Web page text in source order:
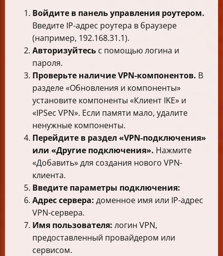
Войдите в панель управления роутером.
Введите IP-адрес роутера в браузере
(например, 192.168.31.1).
Авторизуйтесь с помощью логина и
пароля.
Проверьте наличие VPN-компонентов. В
разделе «Обновления и компоненты»
установите компоненты «Клиент IKE» и
«IPSec VPN». Если памяти мало, удалите
ненужные компоненты.
Перейдите в раздел «VPN-подключения»
или «Другие подключения». Нажмите
«Добавить» для создания нового VPN-
клиента.
Введите параметры подключения:
Адрес сервера: доменное имя или IP-адрес
VPN-сервера.
Имя пользователя: логин VPN,
предоставленный провайдером или
сервисом.